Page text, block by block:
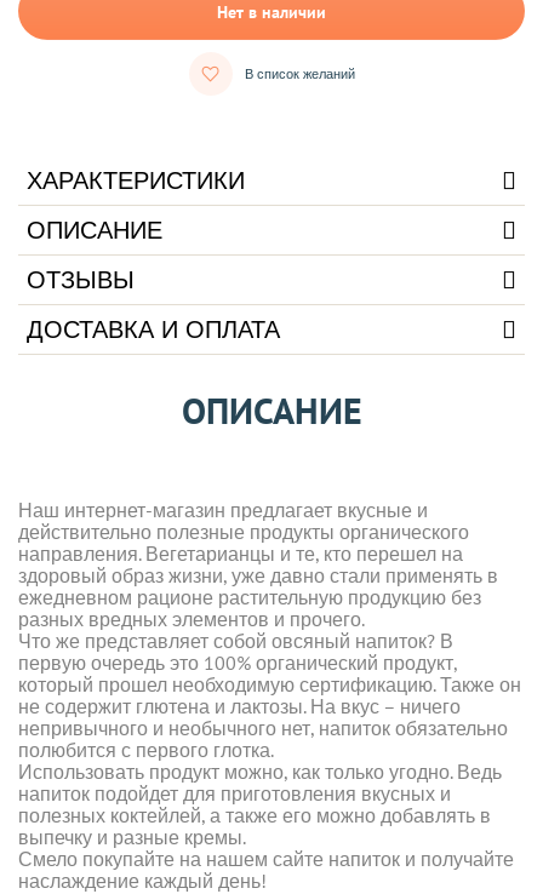
Нет в наличии
В список желаний
ХАРАКТЕРИСТИКИ
ОПИСАНИЕ
ОТЗЫВЫ
ДОСТАВКА И ОПЛАТА
ОПИСАНИЕ
Наш интернет-магазин предлагает вкусные и
действительно полезные продукты органического
направления. Вегетарианцы и те, кто перешел на
здоровый образ жизни, уже давно стали применять в
ежедневном рационе растительную продукцию без
разных вредных элементов и прочего.
Что же представляет собой овсяный напиток? В
первую очередь это 100% органический продукт,
который прошел необходимую сертификацию. Также он
не содержит глютена и лактозы. На вкус – ничего
непривычного и необычного нет, напиток обязательно
полюбится с первого глотка.
Использовать продукт можно, как только угодно. Ведь
напиток подойдет для приготовления вкусных и
полезных коктейлей, а также его можно добавлять в
выпечку и разные кремы.
Смело покупайте на нашем сайте напиток и получайте
наслаждение каждый день!